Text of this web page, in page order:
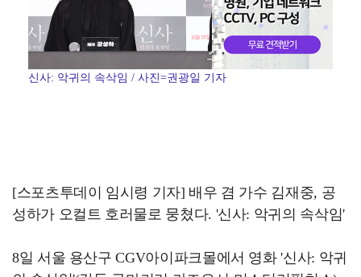
신사: 악귀의 속삭임 / 사진=권광일 기자
[스포츠투데이 임시령 기자] 배우 겸 가수 김재중, 공
성하가 오컬트 호러물로 뭉쳤다. '신사: 악귀의 속삭임'
8일 서울 용산구 CGV아이파크몰에서 영화 '신사: 악귀